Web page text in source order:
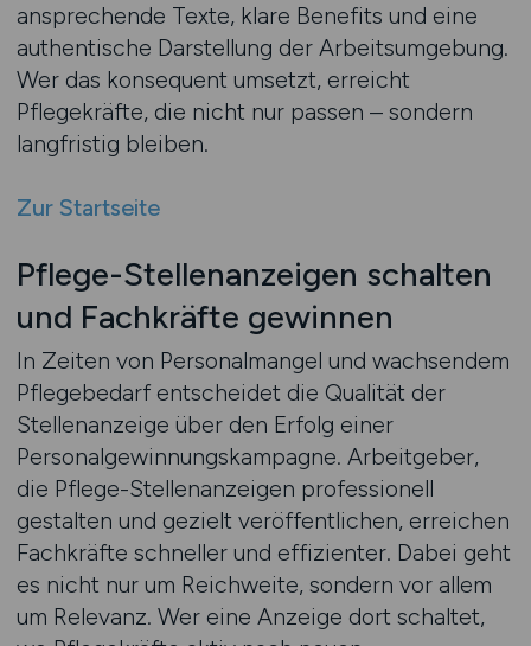
ansprechende Texte, klare Benefits und eine
authentische Darstellung der Arbeitsumgebung.
Wer das konsequent umsetzt, erreicht
Pflegekräfte, die nicht nur passen – sondern
langfristig bleiben.
Zur Startseite
Pflege-Stellenanzeigen schalten
und Fachkräfte gewinnen
In Zeiten von Personalmangel und wachsendem
Pflegebedarf entscheidet die Qualität der
Stellenanzeige über den Erfolg einer
Personalgewinnungskampagne. Arbeitgeber,
die Pflege-Stellenanzeigen professionell
gestalten und gezielt veröffentlichen, erreichen
Fachkräfte schneller und effizienter. Dabei geht
es nicht nur um Reichweite, sondern vor allem
um Relevanz. Wer eine Anzeige dort schaltet,